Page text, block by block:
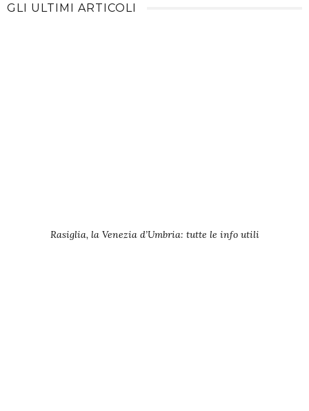
GLI ULTIMI ARTICOLI
Rasiglia, la Venezia d’Umbria: tutte le info utili